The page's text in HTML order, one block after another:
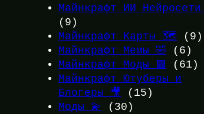
Майнкрафт ИИ Нейросети
(9)
Майнкрафт Карты 🗺️ (9)
Майнкрафт Мемы 🤣 (6)
Майнкрафт Моды 🟩
(61)
Майнкрафт Ютуберы и
Блогеры 🎥
(15)
Моды 💫
(30)